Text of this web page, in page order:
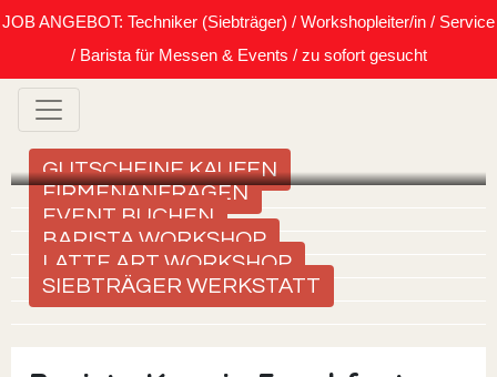
JOB ANGEBOT: Techniker (Siebträger) / Workshopleiter/in / Service
/ Barista für Messen & Events / zu sofort gesucht
GUTSCHEINE KAUFEN
FIRMENANFRAGEN
EVENT BUCHEN
BARISTA WORKSHOP
LATTE ART WORKSHOP
SIEBTRÄGER WERKSTATT